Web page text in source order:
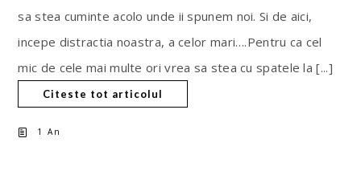
sa stea cuminte acolo unde ii spunem noi. Si de aici,
incepe distractia noastra, a celor mari….Pentru ca cel
mic de cele mai multe ori vrea sa stea cu spatele la [...]
Citeste tot articolul
1 An